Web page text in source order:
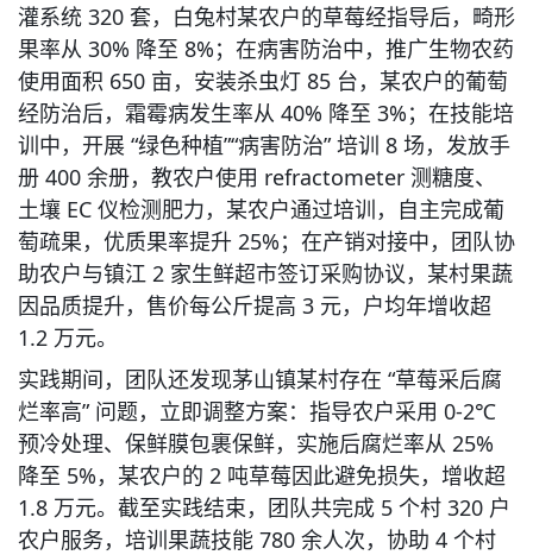
灌系统 320 套，白兔村某农户的草莓经指导后，畸形
果率从 30% 降至 8%；在病害防治中，推广生物农药
使用面积 650 亩，安装杀虫灯 85 台，某农户的葡萄
经防治后，霜霉病发生率从 40% 降至 3%；在技能培
训中，开展 “绿色种植”“病害防治” 培训 8 场，发放手
册 400 余册，教农户使用 refractometer 测糖度、
土壤 EC 仪检测肥力，某农户通过培训，自主完成葡
萄疏果，优质果率提升 25%；在产销对接中，团队协
助农户与镇江 2 家生鲜超市签订采购协议，某村果蔬
因品质提升，售价每公斤提高 3 元，户均年增收超
1.2 万元。
实践期间，团队还发现茅山镇某村存在 “草莓采后腐
烂率高” 问题，立即调整方案：指导农户采用 0-2℃
预冷处理、保鲜膜包裹保鲜，实施后腐烂率从 25%
降至 5%，某农户的 2 吨草莓因此避免损失，增收超
1.8 万元。截至实践结束，团队共完成 5 个村 320 户
农户服务，培训果蔬技能 780 余人次，协助 4 个村